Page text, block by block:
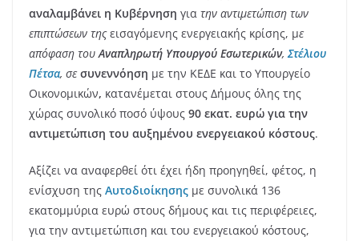
αναλαμβάνει η Κυβέρνηση για την αντιμετώπιση των
επιπτώσεων τηςεισαγόμενης ενεργειακής κρίσης, με
απόφαση τουΑναπληρωτή Υπουργού Εσωτερικών, Στέλιου
Πέτσα, σεσυνεννόηση με την ΚΕΔΕ και το Υπουργείο
Οικονομικών, κατανέμεται στους Δήμους όλης της
χώρας συνολικό ποσό ύψους 90 εκατ. ευρώ για την
αντιμετώπιση του αυξημένου ενεργειακού κόστους.
Αξίζει να αναφερθεί ότι έχει ήδη προηγηθεί, φέτος, η
ενίσχυση της Αυτοδιοίκησης με συνολικά 136
εκατομμύρια ευρώ στους δήμους και τις περιφέρειες,
για την αντιμετώπιση και του ενεργειακού κόστους,